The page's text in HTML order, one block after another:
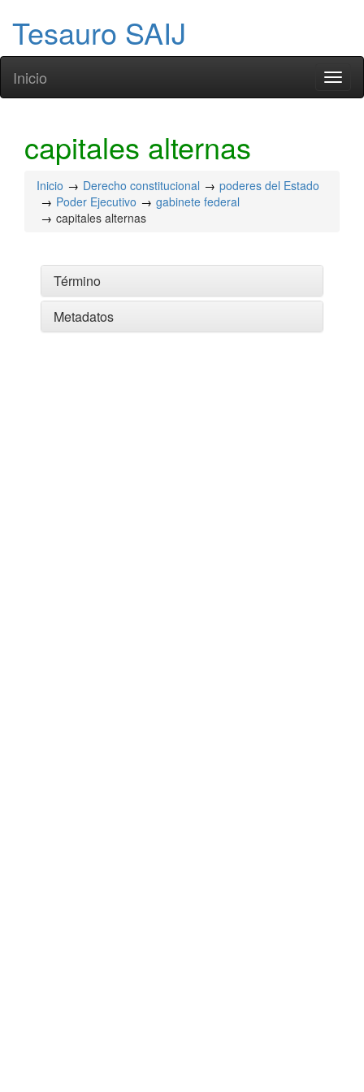
Tesauro SAIJ
Inicio
capitales alternas
Inicio Derecho constitucional
poderes del Estado
Poder Ejecutivo
gabinete federal
capitales alternas
Término
Metadatos